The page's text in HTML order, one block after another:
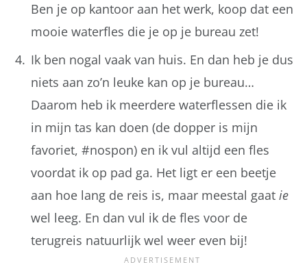
Ben je op kantoor aan het werk, koop dat een
mooie waterfles die je op je bureau zet!
Ik ben nogal vaak van huis. En dan heb je dus
niets aan zo’n leuke kan op je bureau…
Daarom heb ik meerdere waterflessen die ik
in mijn tas kan doen (de dopper is mijn
favoriet, #nospon) en ik vul altijd een fles
voordat ik op pad ga. Het ligt er een beetje
aan hoe lang de reis is, maar meestal gaat ie
wel leeg. En dan vul ik de fles voor de
terugreis natuurlijk wel weer even bij!